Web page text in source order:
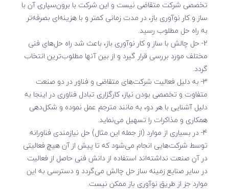
تخصصی شرکت متقاضی نیست و این شرکت با برون‌­سپاری آن با
ساز و کار نوآوری باز، در مدت زمانی کمتر و با هزینه‌­ای بصرفه‌­تر
به راه حل مطلوب رسید.
2- حل چالش با ساز و کار نوآوری باز، باعث شد راه ­ح­ل‌های فنی
مختلف مورد بررسی قرار گیرد و از بین آن­ها مطلوب‌ترین انتخاب
گردد.
3- به دلیل فعالیت شرکت­‌های متقاضی و فناور در دو صنعت
متفاوت و تخصصی بودن نیاز، کارگزاری تبادل فناوری در اینجا به
دلیل آشنایی با هر دو، به مانند مترجم عمل نموده و شکل‌­دهی
همکاری و مذاکرات را تسهیل می­‌نماید.
4- در بسیاری از موارد (از جمله این مثال) حل نیازمندی فناورانه
توسط شرکت‌­هایی انجام ­می‌­شود که تا پیش از آن هیچ فعالیتی
در آن صنعت نداشته‌­اند استفاده از دانش فنی حاصل از فعالیت
در سایر صنایع زمینه ساز حل چالش می‌­گردد و دسترسی به این
موارد جز از طریق نوآوری باز ممکن نیست.